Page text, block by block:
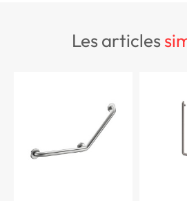
les articles